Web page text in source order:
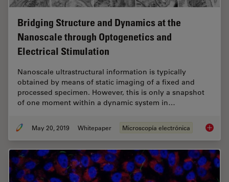
Bridging Structure and Dynamics at the
Nanoscale through Optogenetics and
Electrical Stimulation
Nanoscale ultrastructural information is typically
obtained by means of static imaging of a fixed and
processed specimen. However, this is only a snapshot
of one moment within a dynamic system in…
May 20, 2019 Whitepaper Microscopía electrónica